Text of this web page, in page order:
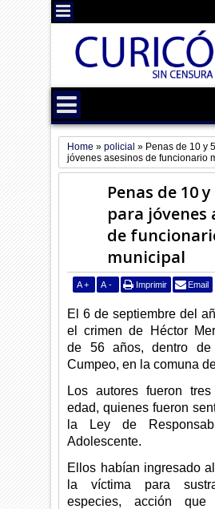
Home »policial » Penas de 10 y
jóvenes asesinos de funcionario
Penas de 10
para jóvenes
de
municipal
A + A - Imprimir Email
El 6 de septiembre del
el crimen de Héctor
de 56 años, dentro
Cumpeo, en la comuna
Los autores fueron
edad, quienes fueron
la Ley de
Adolescente.
Ellos habían ingresado
la víctima para
especies, acción